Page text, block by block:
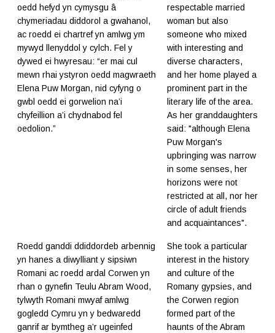
oedd hefyd yn cymysgu â
chymeriadau diddorol a gwahanol,
ac roedd ei chartref yn amlwg ym
mywyd llenyddol y cylch. Fel y
dywed ei hwyresau: “er mai cul
mewn rhai ystyron oedd magwraeth
Elena Puw Morgan, nid cyfyng o
gwbl oedd ei gorwelion na’i
chyfeillion a’i chydnabod fel
oedolion.”
respectable married
woman but also
someone who mixed
with interesting and
diverse characters,
and her home played a
prominent part in the
literary life of the area.
As her granddaughters
said: "although Elena
Puw Morgan's
upbringing was narrow
in some senses, her
horizons were not
restricted at all, nor her
circle of adult friends
and acquaintances".
Roedd ganddi ddiddordeb arbennig
yn hanes a diwylliant y sipsiwn
Romani ac roedd ardal Corwen yn
rhan o gynefin Teulu Abram Wood,
tylwyth Romani mwyaf amlwg
gogledd Cymru yn y bedwaredd
ganrif ar bymtheg a’r ugeinfed
She took a particular
interest in the history
and culture of the
Romany gypsies, and
the Corwen region
formed part of the
haunts of the Abram